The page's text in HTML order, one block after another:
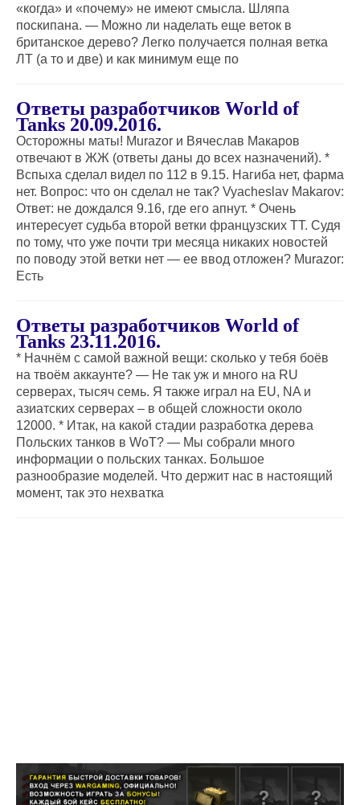
«когда» и «почему» не имеют смысла. Шляпа
поскипана. — Можно ли наделать еще веток в
британское дерево? Легко получается полная ветка
ЛТ (а то и две) и как минимум еще по
Ответы разработчиков World of
Tanks 20.09.2016.
Осторожны маты! Murazor и Вячеслав Макаров
отвечают в ЖЖ (ответы даны до всех назначений). *
Вспыха сделал видел по 112 в 9.15. Нагиба нет, фарма
нет. Вопрос: что он сделал не так? Vyacheslav Makarov:
Ответ: не дождался 9.16, где его апнут. * Очень
интересует судьба второй ветки французских ТТ. Судя
по тому, что уже почти три месяца никаких новостей
по поводу этой ветки нет — ее ввод отложен? Murazor:
Есть
Ответы разработчиков World of
Tanks 23.11.2016.
* Начнём с самой важной вещи: сколько у тебя боёв
на твоём аккаунте? — Не так уж и много на RU
серверах, тысяч семь. Я также играл на EU, NA и
азиатских серверах – в общей сложности около
12000. * Итак, на какой стадии разработка дерева
Польских танков в WoT? — Мы собрали много
информации о польских танках. Большое
разнообразие моделей. Что держит нас в настоящий
момент, так это нехватка